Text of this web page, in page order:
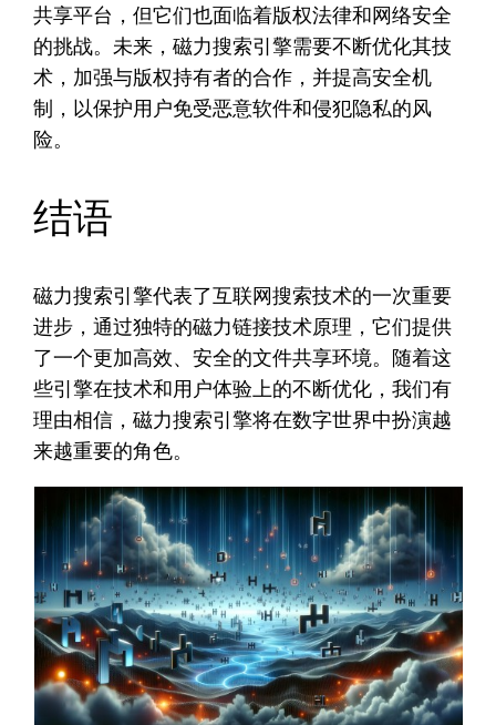
共享平台，但它们也面临着版权法律和网络安全
的挑战。未来，磁力搜索引擎需要不断优化其技
术，加强与版权持有者的合作，并提高安全机
制，以保护用户免受恶意软件和侵犯隐私的风
险。
结语
磁力搜索引擎代表了互联网搜索技术的一次重要
进步，通过独特的磁力链接技术原理，它们提供
了一个更加高效、安全的文件共享环境。随着这
些引擎在技术和用户体验上的不断优化，我们有
理由相信，磁力搜索引擎将在数字世界中扮演越
来越重要的角色。